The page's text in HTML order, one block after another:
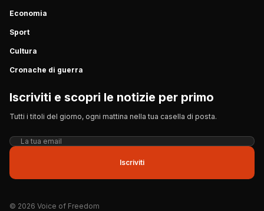
Economia
Sport
Cultura
Cronache di guerra
Iscriviti e scopri le notizie per primo
Tutti i titoli del giorno, ogni mattina nella tua casella di posta.
Iscriviti
© 2026 Voice of Freedom